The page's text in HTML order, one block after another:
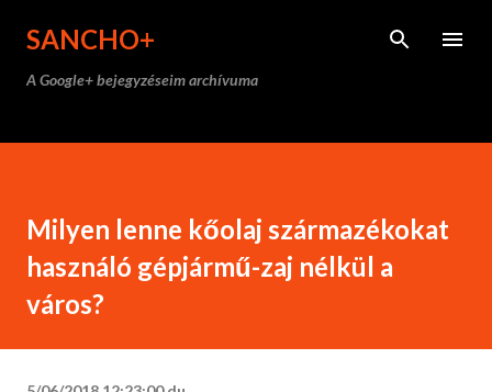
SANCHO+
A Google+ bejegyzéseim archívuma
Milyen lenne kőolaj származékokat
használó gépjármű-zaj nélkül a
város?